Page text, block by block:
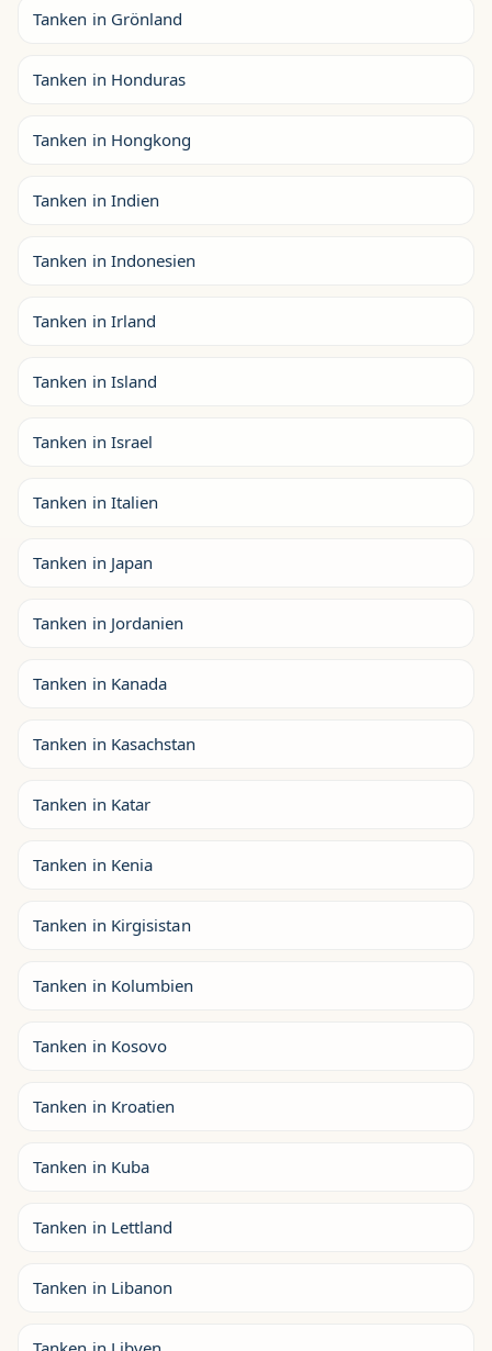
Tanken in Grönland
Tanken in Honduras
Tanken in Hongkong
Tanken in Indien
Tanken in Indonesien
Tanken in Irland
Tanken in Island
Tanken in Israel
Tanken in Italien
Tanken in Japan
Tanken in Jordanien
Tanken in Kanada
Tanken in Kasachstan
Tanken in Katar
Tanken in Kenia
Tanken in Kirgisistan
Tanken in Kolumbien
Tanken in Kosovo
Tanken in Kroatien
Tanken in Kuba
Tanken in Lettland
Tanken in Libanon